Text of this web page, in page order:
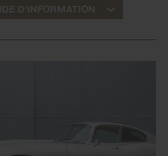
D'INFORMATION